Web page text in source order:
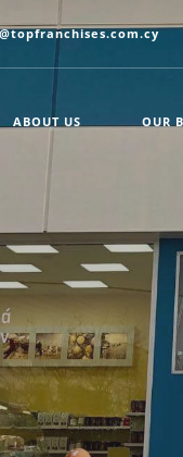
ABOUT US OUR